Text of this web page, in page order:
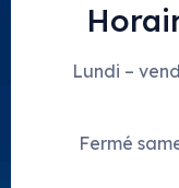
Lundi –
Fermé